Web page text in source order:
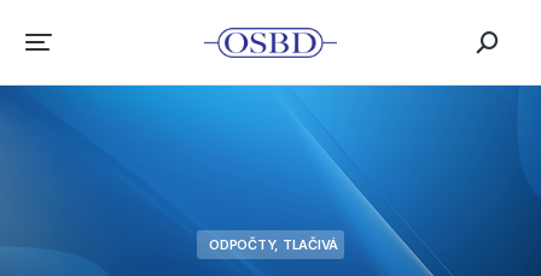
ODPOČTY, TLAČIVÁ